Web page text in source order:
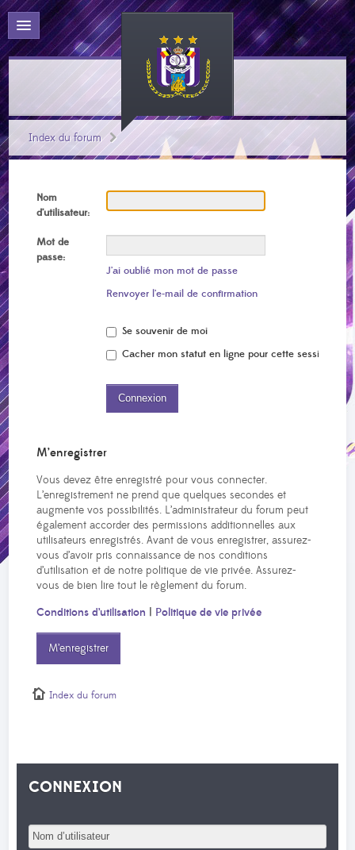
Index du forum
Nom
d’utilisateur:
Mot de
passe:
J’ai oublié mon mot de passe
Renvoyer l’e-mail de confirmation
Se souvenir de moi
Cacher mon statut en ligne pour cette session
M’enregistrer
Vous devez être enregistré pour vous connecter.
L’enregistrement ne prend que quelques secondes et
augmente vos possibilités. L’administrateur du forum peut
également accorder des permissions additionnelles aux
utilisateurs enregistrés. Avant de vous enregistrer, assurez-
vous d’avoir pris connaissance de nos conditions
d’utilisation et de notre politique de vie privée. Assurez-
vous de bien lire tout le règlement du forum.
Conditions d’utilisation | Politique de vie privée
M’enregistrer
Index du forum
CONNEXION